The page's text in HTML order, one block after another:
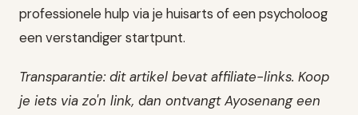
professionele hulp via je huisarts of een psycholoog
een verstandiger startpunt.
Transparantie: dit artikel bevat affiliate-links. Koop
je iets via zo'n link, dan ontvangt Ayosenang een